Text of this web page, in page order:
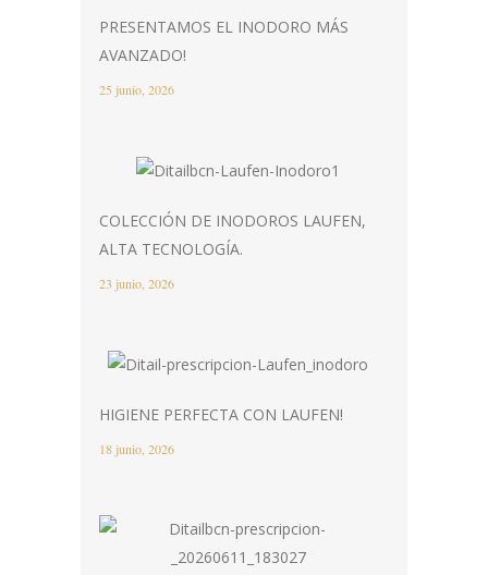
PRESENTAMOS EL INODORO MÁS
AVANZADO!
25 junio, 2026
COLECCIÓN DE INODOROS LAUFEN,
ALTA TECNOLOGÍA.
23 junio, 2026
HIGIENE PERFECTA CON LAUFEN!
18 junio, 2026